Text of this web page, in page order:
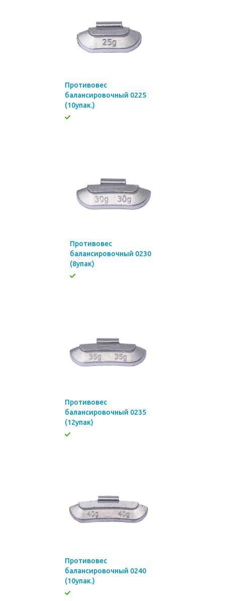
Противовес
балансировочный 0225
(10упак.)
Противовес
балансировочный 0230
(8упак)
Противовес
балансировочный 0235
(12упак)
Противовес
балансировочный 0240
(10упак.)